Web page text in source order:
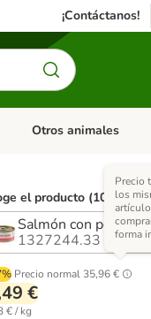
¡Contáctanos!
abierto: Roedores y +
Menú de categoria
Otros animales
el producto (10
Salmón con pollo en
1327244.33
Precio normal 35,96 €
Precio
los
forma
€
€ / kg